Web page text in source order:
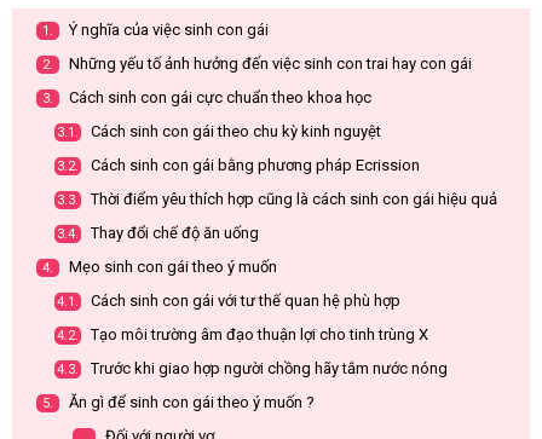
1. Ý nghĩa của việc sinh con gái
2. Những yếu tố ảnh hưởng đến việc sinh con trai hay con gái
3. Cách sinh con gái cực chuẩn theo khoa học
3.1. Cách sinh con gái theo chu kỳ kinh nguyệt
3.2. Cách sinh con gái bằng phương pháp Ecrission
3.3. Thời điểm yêu thích hợp cũng là cách sinh con gái hiệu quả
3.4. Thay đổi chế độ ăn uống
4. Mẹo sinh con gái theo ý muốn
4.1. Cách sinh con gái với tư thế quan hệ phù hợp
4.2. Tạo môi trường âm đạo thuận lợi cho tinh trùng X
4.3. Trước khi giao hợp người chồng hãy tắm nước nóng
5. Ăn gì để sinh con gái theo ý muốn ?